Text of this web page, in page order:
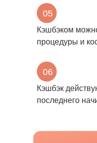
Кэшбэк
последнего
05
Кэшбэком
процедуры и
06